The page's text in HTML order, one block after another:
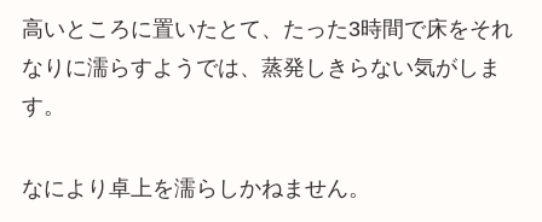
高いところに置いたとて、たった3時間で床をそれ
なりに濡らすようでは、蒸発しきらない気がしま
す。
なにより卓上を濡らしかねません。